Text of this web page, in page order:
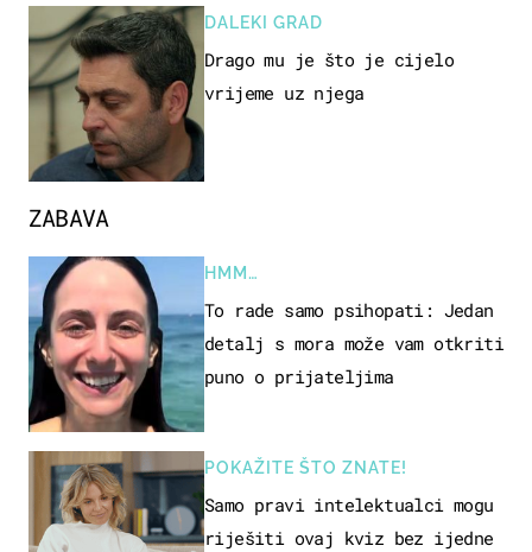
ZABAVA
HMM…
To rade samo psihopati: Jedan
detalj s mora može vam otkriti
puno o prijateljima
POKAŽITE ŠTO ZNATE!
Samo pravi intelektualci mogu
riješiti ovaj kviz bez ijedne
DALEKI GRAD
Drago mu je što je cijelo
vrijeme uz njega